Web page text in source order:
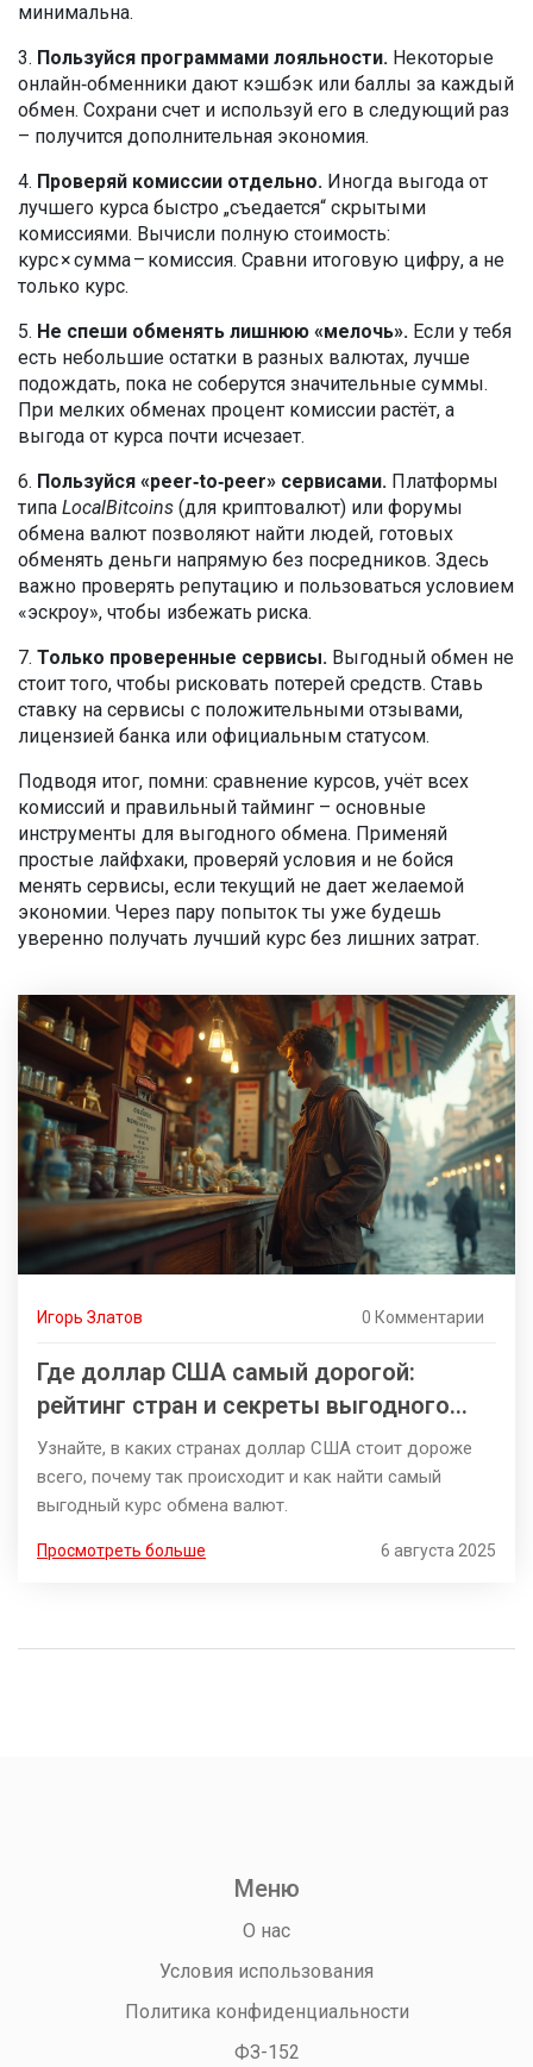
минимальна.
3. Пользуйся программами лояльности. Некоторые
онлайн‑обменники дают кэшбэк или баллы за каждый
обмен. Сохрани счет и используй его в следующий раз
– получится дополнительная экономия.
4. Проверяй комиссии отдельно. Иногда выгода от
лучшего курса быстро „съедается“ скрытыми
комиссиями. Вычисли полную стоимость:
курс × сумма – комиссия. Сравни итоговую цифру, а не
только курс.
5. Не спеши обменять лишнюю «мелочь». Если у тебя
есть небольшие остатки в разных валютах, лучше
подождать, пока не соберутся значительные суммы.
При мелких обменах процент комиссии растёт, а
выгода от курса почти исчезает.
6. Пользуйся «peer‑to‑peer» сервисами. Платформы
типа LocalBitcoins (для криптовалют) или форумы
обмена валют позволяют найти людей, готовых
обменять деньги напрямую без посредников. Здесь
важно проверять репутацию и пользоваться условием
«эскроу», чтобы избежать риска.
7. Только проверенные сервисы. Выгодный обмен не
стоит того, чтобы рисковать потерей средств. Ставь
ставку на сервисы с положительными отзывами,
лицензией банка или официальным статусом.
Подводя итог, помни: сравнение курсов, учёт всех
комиссий и правильный тайминг – основные
инструменты для выгодного обмена. Применяй
простые лайфхаки, проверяй условия и не бойся
менять сервисы, если текущий не дает желаемой
экономии. Через пару попыток ты уже будешь
уверенно получать лучший курс без лишних затрат.
Игорь Златов 0 Комментарии
Где доллар США самый дорогой:
рейтинг стран и секреты выгодного
обмена
Узнайте, в каких странах доллар США стоит дороже
всего, почему так происходит и как найти самый
выгодный курс обмена валют.
Просмотреть больше 6 августа 2025
Меню
О нас
Условия использования
Политика конфиденциальности
ФЗ-152